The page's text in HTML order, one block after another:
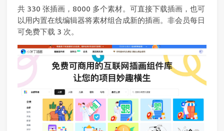
共 330 张插画，8000 多个素材。可直接下载插画，也可
以用内置在线编辑器将素材组合成新的插画。非会员每日
可免费下载 3 次。